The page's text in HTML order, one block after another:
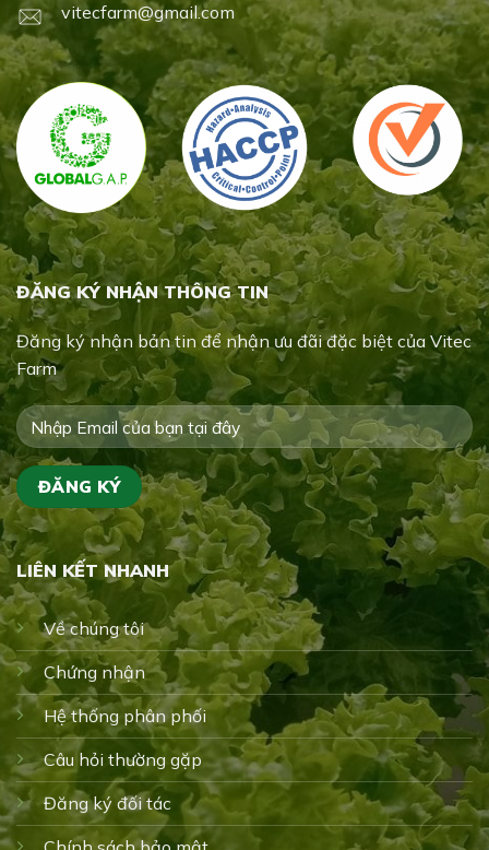
vitecfarm@gmail.com
ĐĂNG KÝ NHẬN THÔNG TIN
Đăng ký nhận bản tin để nhận ưu đãi đặc biệt của Vitec
Farm
LIÊN KẾT NHANH
Về chúng tôi
Chứng nhận
Hệ thống phân phối
Câu hỏi thường gặp
Đăng ký đối tác